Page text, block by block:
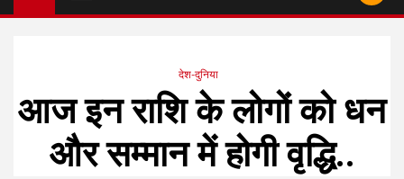
देश-दुनिया
आज इन राशि के लोगों को धन
और सम्मान में होगी वृद्धि..